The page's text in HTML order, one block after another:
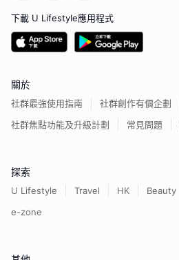
下載 U Lifestyle應用程式
關於
社群最強使用指南
社群創作有價企劃
社群焦點功能及升級計劃
常見問題
探索
U Lifestyle Travel HK Beauty
e-zone